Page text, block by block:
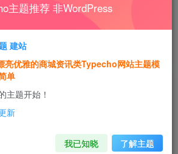
聊
带即用
萤火商城V2：开源轻量级PHP
电商系统，高性能前后端分离
主题推荐 非WordPress
建站
亮优雅的商城资讯类Typecho网站主题模
单
主题开始！
新
我已知晓 了解主题